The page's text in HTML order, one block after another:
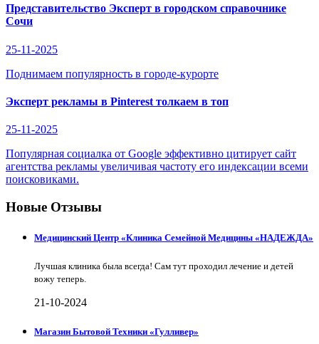
Представительство Эксперт в городском справочнике
Сочи
25-11-2025
Поднимаем популярность в городе-курорте
Эксперт рекламы в Pinterest толкаем в топ
25-11-2025
Популярная социалка от Google эффективно цитирует сайт
агентства рекламы увеличивая частоту его индексации всеми
поисковиками.
Новые Отзывы
Медицинский Центр «Клиника Семейной Медицины «НАДЕЖДА»
Лучшая клиника была всегда! Сам тут проходил лечение и детей
вожу теперь.
21-10-2024
Магазин Бытовой Техники «Гулливер»